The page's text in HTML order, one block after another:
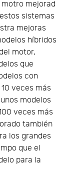
mejorad
sistemas
mejoras
híbridos
motor,
que
con
veces más
modelos
veces más
también
los grandes
que el
para la